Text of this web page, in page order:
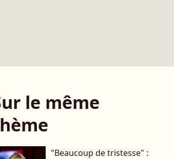
le même
"Beaucoup de tristesse" :